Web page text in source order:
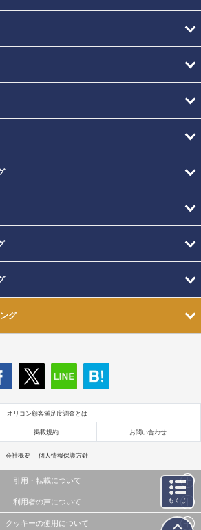
グ
オリコン顧客満足度調査とは
掲載規約 お問い合わせ
会社概要 個人情報保護方針
引用・転載について
文字、写真、イラスト、画像データ等）及びこれらの配置・
利用者の声について
べてサービスの利用者が提出された見解・感想です。
クッキーの使用について
もくじ